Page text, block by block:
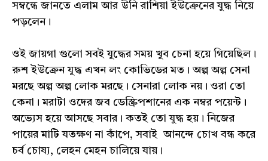
সম্বন্ধে জানতে এলাম আর উনি রাশিয়া ইউক্রেনের যুদ্ধ নিয়ে
পড়লেন।
ওই জায়গা গুলো সবই যুদ্ধের সময় খুব চেনা হয়ে গিয়েছিল।
রুশ ইউক্রেন যুদ্ধ এখন লং কোভিডের মত। অল্প অল্প সেনা
মরছে অল্প অল্প লোক মরছে। সেনারা লোক নয়। ওরা তো
কেনা। মরাটা ওদের জব ডেস্ক্রিপশানের এক নম্বর পয়েন্ট।
অভ্যেস হয়ে আসছে সবার। কতই তো যুদ্ধ হয়। নিজের
পায়ের মাটি যতক্ষণ না কাঁপে, সবাই আনন্দে চোখ বন্ধ করে
চর্ব চোষ্য, লেহন মেহন চালিয়ে যায়।